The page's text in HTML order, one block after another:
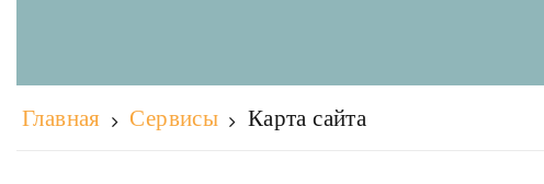
Главная Сервисы Карта сайта